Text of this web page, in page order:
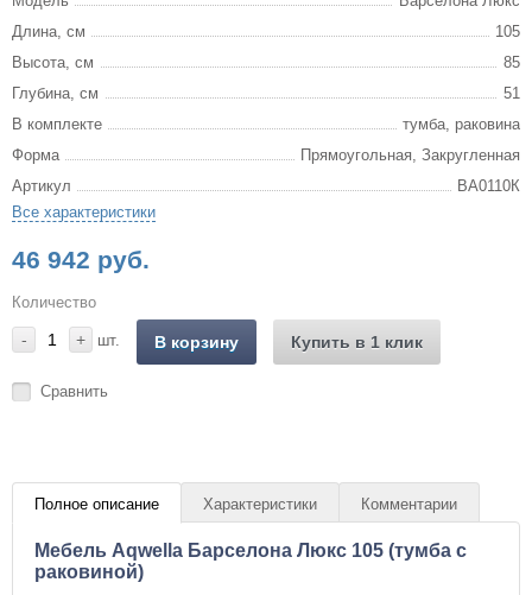
Длина, см
105
Высота, см
85
Глубина, см
51
В комплекте
тумба, раковина
Форма
Прямоугольная, Закругленная
Артикул
BА0110К
Все характеристики
46 942 руб.
Количество
- + шт. В корзину Купить в 1 клик
Сравнить
Полное описание Характеристики Комментарии
Мебель Aqwella Барселона Люкс 105 (тумба с
раковиной)